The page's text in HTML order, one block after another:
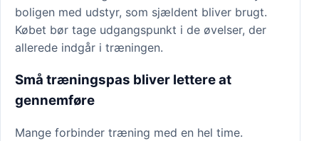
boligen med udstyr, som sjældent bliver brugt.
Købet bør tage udgangspunkt i de øvelser, der
allerede indgår i træningen.
Små træningspas bliver lettere at
gennemføre
Mange forbinder træning med en hel time.